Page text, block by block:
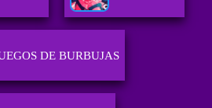
DE BURBUJAS